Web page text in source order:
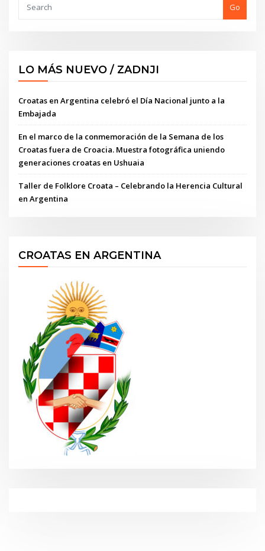
Go
LO MÁS NUEVO / ZADNJI
Croatas en Argentina celebró el Día Nacional junto a la
Embajada
En el marco de la conmemoración de la Semana de los
Croatas fuera de Croacia. Muestra fotográfica uniendo
generaciones croatas en Ushuaia
Taller de Folklore Croata – Celebrando la Herencia Cultural
en Argentina
CROATAS EN ARGENTINA